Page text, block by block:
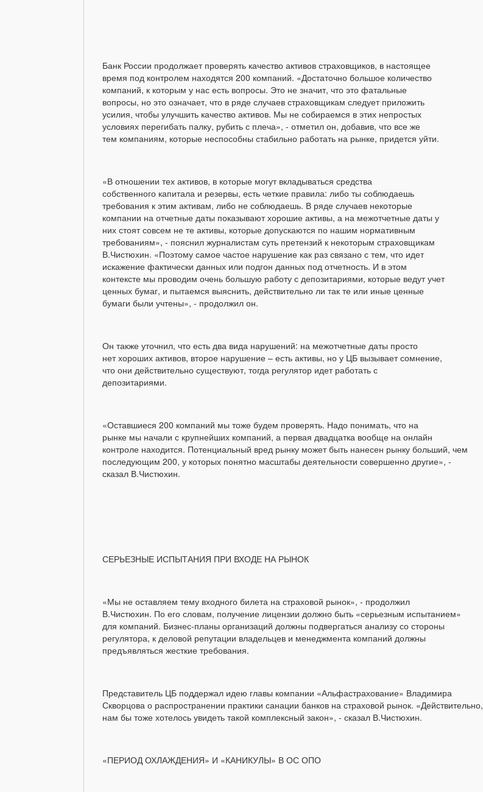
Банк России продолжает проверять качество активов страховщиков, в настоящее
время под контролем находятся 200 компаний. «Достаточно большое количество
компаний, к которым у нас есть вопросы. Это не значит, что это фатальные
вопросы, но это означает, что в ряде случаев страховщикам следует приложить
усилия, чтобы улучшить качество активов. Мы не собираемся в этих непростых
условиях перегибать палку, рубить с плеча», - отметил он, добавив, что все же
тем компаниям, которые неспособны стабильно работать на рынке, придется уйти.
«В отношении тех активов, в которые могут вкладываться средства
собственного капитала и резервы, есть четкие правила: либо ты соблюдаешь
требования к этим активам, либо не соблюдаешь. В ряде случаев некоторые
компании на отчетные даты показывают хорошие активы, а на межотчетные даты у
них стоят совсем не те активы, которые допускаются по нашим нормативным
требованиям», - пояснил журналистам суть претензий к некоторым страховщикам
В.Чистюхин. «Поэтому самое частое нарушение как раз связано с тем, что идет
искажение фактически данных или подгон данных под отчетность. И в этом
контексте мы проводим очень большую работу с депозитариями, которые ведут учет
ценных бумаг, и пытаемся выяснить, действительно ли так те или иные ценные
бумаги были учтены», - продолжил он.
Он также уточнил, что есть два вида нарушений: на межотчетные даты просто
нет хороших активов, второе нарушение – есть активы, но у ЦБ вызывает сомнение,
что они действительно существуют, тогда регулятор идет работать с
депозитариями.
«Оставшиеся 200 компаний мы тоже будем проверять. Надо понимать, что на
рынке мы начали с крупнейших компаний, а первая двадцатка вообще на онлайн
контроле находится. Потенциальный вред рынку может быть нанесен рынку больший, чем
последующим 200, у которых понятно масштабы деятельности совершенно другие», -
сказал В.Чистюхин.
СЕРЬЕЗНЫЕ ИСПЫТАНИЯ ПРИ ВХОДЕ НА РЫНОК
«Мы не оставляем тему входного билета на страховой рынок», - продолжил
В.Чистюхин. По его словам, получение лицензии должно быть «серьезным испытанием»
для компаний. Бизнес-планы организаций должны подвергаться анализу со стороны
регулятора, к деловой репутации владельцев и менеджмента компаний должны
предъявляться жесткие требования.
Представитель ЦБ поддержал идею главы компании «Альфастрахование» Владимира
Скворцова о распространении практики санации банков на страховой рынок. «Действительно,
нам бы тоже хотелось увидеть такой комплексный закон», - сказал В.Чистюхин.
«ПЕРИОД ОХЛАЖДЕНИЯ» И «КАНИКУЛЫ» В ОС ОПО